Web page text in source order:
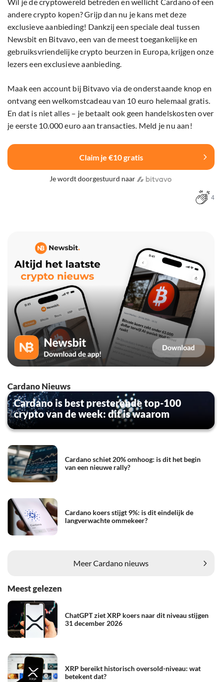
andere crypto kopen? Grijp dan nu je kans met deze
exclusieve aanbieding! Dankzij een speciale deal tussen
Newsbit en Bitvavo, een van de meest toegankelijke en
gebruiksvriendelijke crypto beurzen in Europa, krijgen onze
lezers een exclusieve aanbieding.
Maak een account bij Bitvavo via de onderstaande knop en
ontvang een welkomstcadeau van 10 euro helemaal gratis.
En dat is niet alles – je betaalt ook geen handelskosten over
je eerste 10.000 euro aan transacties. Meld je nu aan!
Claim je €10 gratis
Je wordt doorgestuurd naar
4
Cardano Nieuws
Cardano is best presterende top-100
crypto van de week: dit is waarom
Cardano schiet 20% omhoog: is dit het begin
van een nieuwe rally?
Cardano koers stijgt 9%: is dit eindelijk de
langverwachte ommekeer?
Meer Cardano nieuws
Meest gelezen
ChatGPT ziet XRP koers naar dit niveau stijgen
31 december 2026
XRP bereikt historisch oversold-niveau: wat
betekent dat?